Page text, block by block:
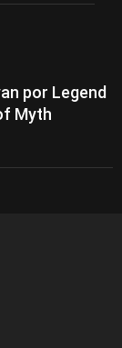
por Legend
Myth